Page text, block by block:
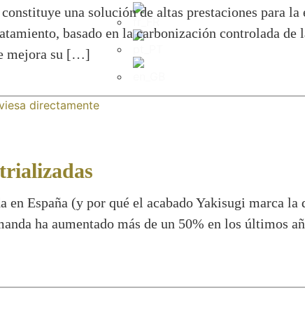
una solución de altas prestaciones para la
basado en la carbonización controlada
mejora su […]
España (y por qué el acabado Yakisugi marca
ha aumentado más de un 50% en los últimos